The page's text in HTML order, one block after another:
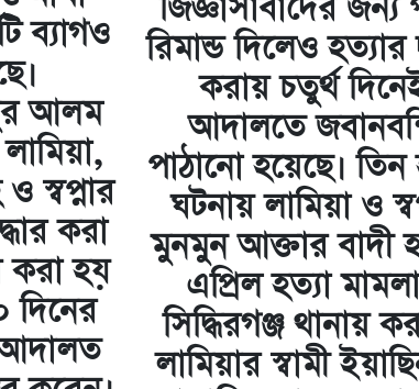
ব্যাগও
আলম
স্বপ্নার
করা
করা হয়
দিনের
আদালত
জিজ্ঞাসাবাদের জন্য
রিমান্ড দিলেও হত্যার
করায় চতুর্থ
আদালতে
পাঠানো হয়েছে। তিন
ঘটনায় লামিয়া ও
মুনমুন আক্তার বাদী
এপ্রিল হত্যা
সিদ্ধিরগঞ্জ থানায়
লামিয়ার স্বামী